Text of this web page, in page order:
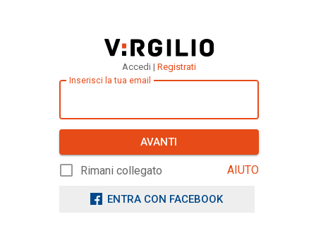
Accedi | Registrati
Inserisci la tua email
AVANTI
Rimani collegato AIUTO
ENTRA CON FACEBOOK